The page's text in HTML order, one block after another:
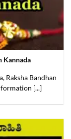
Kannada
Raksha Bandhan
[...]